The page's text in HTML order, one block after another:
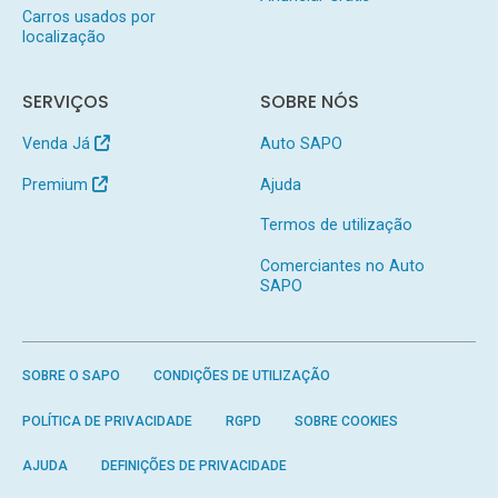
Carros usados por
localização
SERVIÇOS
Venda Já
Premium
SOBRE NÓS
Auto SAPO
Ajuda
Termos de utilização
Comerciantes no Auto
SAPO
SOBRE O SAPO CONDIÇÕES DE UTILIZAÇÃO
POLÍTICA DE PRIVACIDADE RGPD SOBRE COOKIES
AJUDA DEFINIÇÕES DE PRIVACIDADE